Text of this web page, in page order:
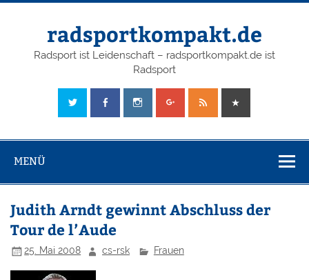
radsportkompakt.de
Radsport ist Leidenschaft – radsportkompakt.de ist
Radsport
MENÜ
Judith Arndt gewinnt Abschluss der
Tour de l’Aude
25. Mai 2008 cs-rsk Frauen